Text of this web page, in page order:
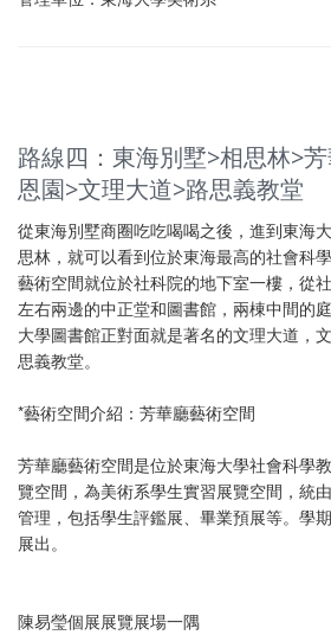
路線四：東海別墅>相思林>
恩園>文理大道>路思義教堂
從東海別墅商圈吃吃喝喝之後，進到東海
思林，就可以看到位於東海最高的社會科
藝術空間就位於社科院的地下室一樓，從
左右兩邊的中正堂和圖書館，兩棟中間的
大學圖書館正對面就是著名的文理大道，
思義教堂。
*藝術空間介紹：芳華廳藝術空間
芳華廳藝術空間是位於東海大學社會科學
覽空間，為美術系學生實習展覽空間，統
管理，包括學生評鑑展、畢業預展等。學
展出。
陳易瑩個展展覽展場一隅